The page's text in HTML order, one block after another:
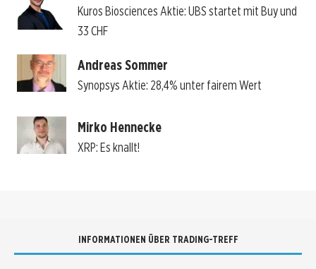
Kuros Biosciences Aktie: UBS startet mit Buy und
33 CHF
Andreas Sommer
Synopsys Aktie: 28,4% unter fairem Wert
Mirko Hennecke
XRP: Es knallt!
INFORMATIONEN ÜBER TRADING-TREFF